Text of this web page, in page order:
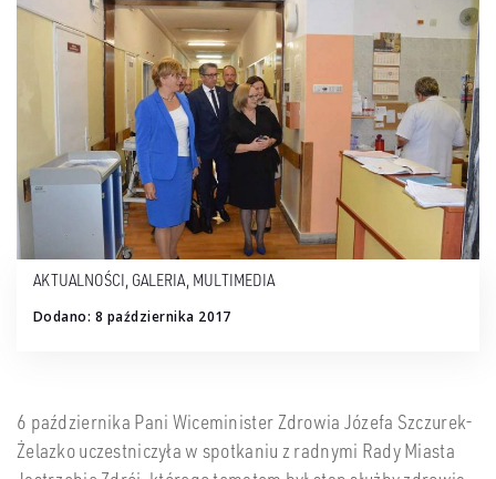
AKTUALNOŚCI, GALERIA, MULTIMEDIA
Dodano: 8 października 2017
6 października Pani Wiceminister Zdrowia Józefa Szczurek-
Żelazko uczestniczyła w spotkaniu z radnymi Rady Miasta